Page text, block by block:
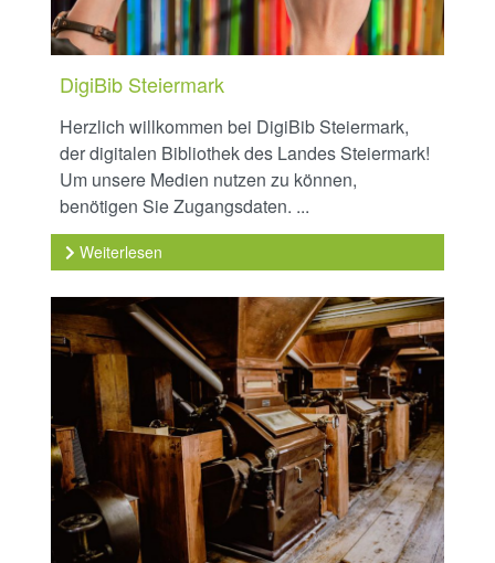
DigiBib Steiermark
Herzlich willkommen bei DigiBib Steiermark,
der digitalen Bibliothek des Landes Steiermark!
Um unsere Medien nutzen zu können,
benötigen Sie Zugangsdaten. ...
Weiterlesen